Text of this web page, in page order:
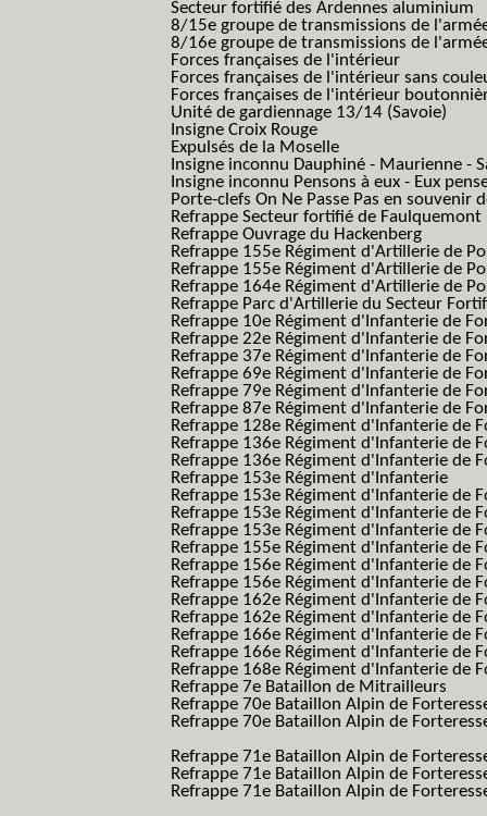
Secteur fortifié des Ardennes aluminium
8/15e groupe de transmissions de
8/16e groupe de transmissions de
Forces françaises de l'intérieur
Forces françaises de l'intérieur sans
Forces françaises de l'intérieur
Unité de gardiennage 13/14 (Savoie)
Insigne Croix Rouge
Expulsés de la Moselle
Insigne inconnu Dauphiné - Maurienne -
Insigne inconnu Pensons à eux - Eux
Porte-clefs On Ne Passe Pas en souvenir
Refrappe Secteur fortifié de Faulquemont
Refrappe Ouvrage du Hackenberg
Refrappe 155e Régiment d'Artillerie de
Refrappe 155e Régiment d'Artillerie de
Refrappe 164e Régiment d'Artillerie de
Refrappe Parc d'Artillerie du Secteur
Refrappe 10e Régiment d'Infanterie de
Refrappe 22e Régiment d'Infanterie de
Refrappe 37e Régiment d'Infanterie de
Refrappe 69e Régiment d'Infanterie de
Refrappe 79e Régiment d'Infanterie de
Refrappe 87e Régiment d'Infanterie de
Refrappe 128e Régiment d'Infanterie de
Refrappe 136e Régiment d'Infanterie de
Refrappe 136e Régiment d'Infanterie de
Refrappe 153e Régiment d'Infanterie
Refrappe 153e Régiment d'Infanterie de
Refrappe 153e Régiment d'Infanterie de
Refrappe 153e Régiment d'Infanterie de
Refrappe 155e Régiment d'Infanterie de
Refrappe 156e Régiment d'Infanterie de
Refrappe 156e Régiment d'Infanterie de
Refrappe 162e Régiment d'Infanterie de
Refrappe 162e Régiment d'Infanterie de
Refrappe 166e Régiment d'Infanterie de
Refrappe 166e Régiment d'Infanterie de
Refrappe 168e Régiment d'Infanterie de
Refrappe 7e Bataillon de Mitrailleurs
Refrappe 70e Bataillon Alpin de
Refrappe 70e Bataillon Alpin de
Refrappe 71e Bataillon Alpin de
Refrappe 71e Bataillon Alpin de
Refrappe 71e Bataillon Alpin de